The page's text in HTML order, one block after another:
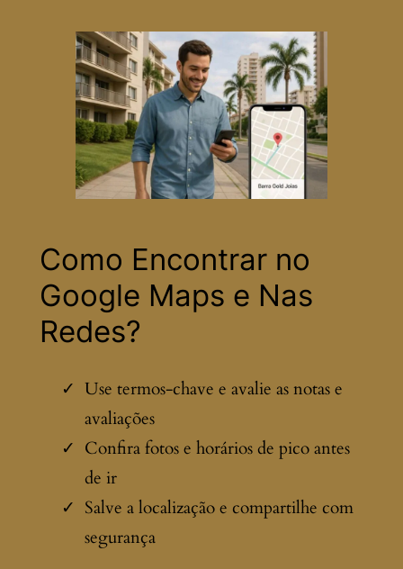
Como Encontrar no
Google Maps e Nas
Redes?
Use termos-chave e avalie as notas e
avaliações
Confira fotos e horários de pico antes
de ir
Salve a localização e compartilhe com
segurança